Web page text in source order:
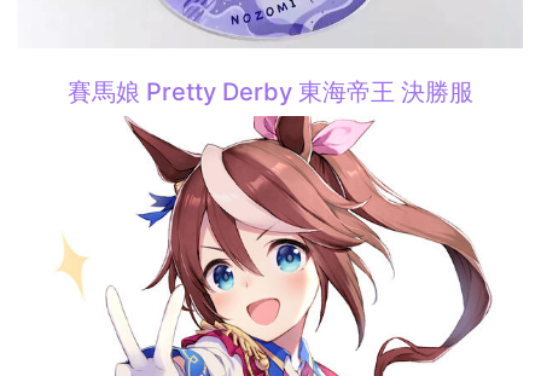
賽馬娘 Pretty Derby 東海帝王 決勝服